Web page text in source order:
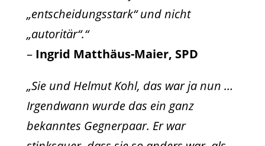
„entscheidungsstark“ und nicht
„autoritär“.“
– Ingrid Matthäus-Maier, SPD
„Sie und Helmut Kohl, das war ja nun …
Irgendwann wurde das ein ganz
bekanntes Gegnerpaar. Er war